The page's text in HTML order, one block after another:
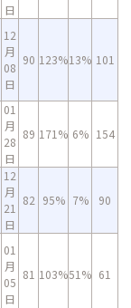
日
12
月
08
日
90 123%13% 101
01
月
28
日
89 171% 6% 154
12
月
21
日
82 95% 7% 90
01
月
05
日
81 103%51% 61